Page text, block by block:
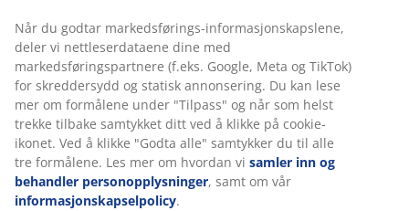
Når du godtar markedsførings-informasjonskapslene,
deler vi nettleserdataene dine med
markedsføringspartnere (f.eks. Google, Meta og TikTok)
for skreddersydd og statisk annonsering. Du kan lese
mer om formålene under "Tilpass" og når som helst
trekke tilbake samtykket ditt ved å klikke på cookie-
ikonet. Ved å klikke "Godta alle" samtykker du til alle
tre formålene. Les mer om hvordan vi samler inn og
behandler personopplysninger, samt om vår
informasjonskapselpolicy.